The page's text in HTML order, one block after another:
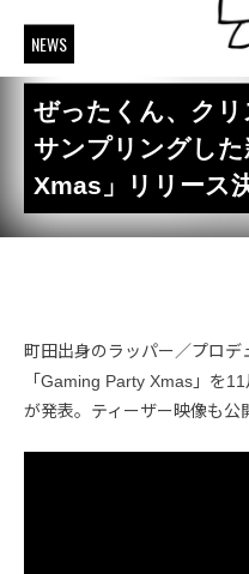
NEWS
ぜったくん、ク
サンプリングし
Xmas」リリース
町田出身のラッパー／プロ
「Gaming Party Xmas」を
が発表。ティーザー映像も公